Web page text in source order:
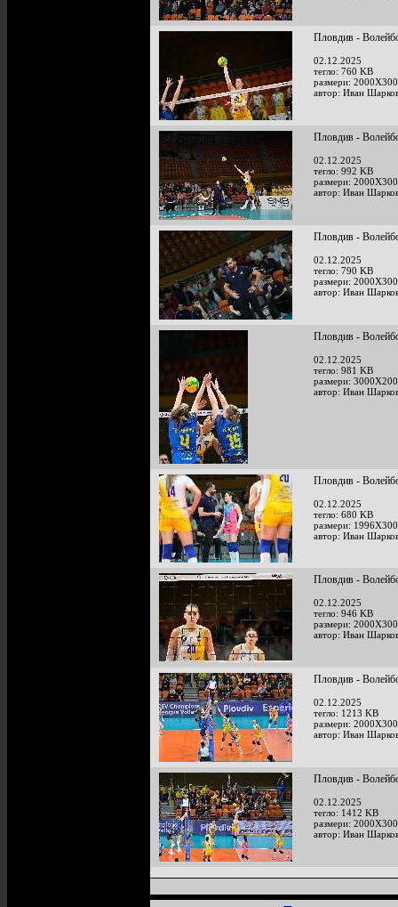
Пловдив -
02.12.2025
тегло: 760 KB
размери:
автор: Иван
Пловдив -
02.12.2025
тегло: 992 KB
размери:
автор: Иван
Пловдив -
02.12.2025
тегло: 790 KB
размери:
автор: Иван
Пловдив -
02.12.2025
тегло: 981 KB
размери:
автор: Иван
Пловдив -
02.12.2025
тегло: 680 KB
размери:
автор: Иван
Пловдив -
02.12.2025
тегло: 946 KB
размери:
автор: Иван
Пловдив -
02.12.2025
тегло: 1213 KB
размери:
автор: Иван
Пловдив -
02.12.2025
тегло: 1412 KB
размери:
автор: Иван